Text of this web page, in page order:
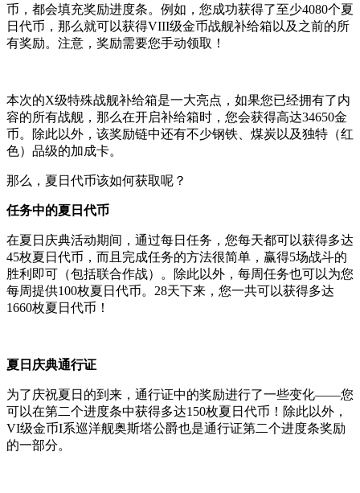
币，都会填充奖励进度条。例如，您成功获得了至少4080个夏
日代币，那么就可以获得VIII级金币战舰补给箱以及之前的所
有奖励。注意，奖励需要您手动领取！
本次的X级特殊战舰补给箱是一大亮点，如果您已经拥有了内
容的所有战舰，那么在开启补给箱时，您会获得高达34650金
币。除此以外，该奖励链中还有不少钢铁、煤炭以及独特（红
色）品级的加成卡。
那么，夏日代币该如何获取呢？
任务中的夏日代币
在夏日庆典活动期间，通过每日任务，您每天都可以获得多达
45枚夏日代币，而且完成任务的方法很简单，赢得5场战斗的
胜利即可（包括联合作战）。除此以外，每周任务也可以为您
每周提供100枚夏日代币。28天下来，您一共可以获得多达
1660枚夏日代币！
夏日庆典通行证
为了庆祝夏日的到来，通行证中的奖励进行了一些变化——您
可以在第二个进度条中获得多达150枚夏日代币！除此以外，
VI级金币I系巡洋舰奥斯塔公爵也是通行证第二个进度条奖励
的一部分。